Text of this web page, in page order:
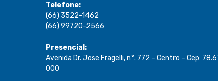
Telefone:
(66) 3522-1462
(66) 99720-2566
Presencial:
Avenida Dr. Jose Fragelli, n°. 772 – Centro – Cep:
000